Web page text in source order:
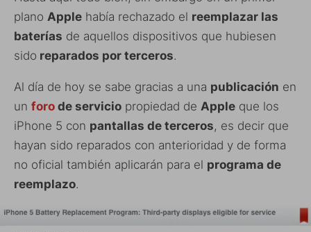
plano Apple había rechazado el reemplazar las
baterías de aquellos dispositivos que hubiesen
sido reparados por terceros.
Al día de hoy se sabe gracias a una publicación en
un foro de servicio propiedad de Apple que los
iPhone 5 con pantallas de terceros, es decir que
hayan sido reparados con anterioridad y de forma
no oficial también aplicarán para el programa de
reemplazo.